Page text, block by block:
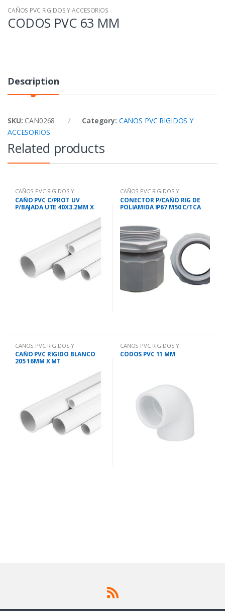
CAÑOS PVC RIGIDOS Y ACCESORIOS
CODOS PVC 63 MM
Description
SKU: CAÑ0268 Category: CAÑOS PVC RIGIDOS Y
ACCESORIOS
Related products
CAÑOS PVC RIGIDOS Y
ACCESORIOS
CAÑO PVC C/PROT UV
P/BAJADA UTE 40X3.2MM X
CAÑOS PVC RIGIDOS Y
ACCESORIOS
CONECTOR P/CAÑO RIG DE
POLIAMIDA IP67 M50 C/TCA
CAÑOS PVC RIGIDOS Y
ACCESORIOS
CAÑO PVC RIGIDO BLANCO
205 16MM X MT
CAÑOS PVC RIGIDOS Y
ACCESORIOS
CODOS PVC 11 MM